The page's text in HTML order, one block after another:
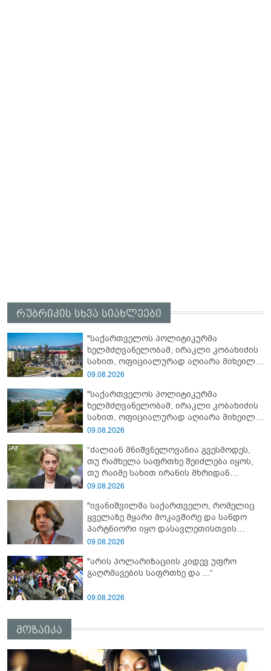
რუბრიკის სხვა სიახლეები
"საქართველოს პოლიტიკურმა
ხელმძღვანელობამ, ირაკლი კობახიძის
სახით, ოფიციალურად აღიარა მიხეილ
სააკაშვილი სამხედრო აგრესიის
პასუხისმგებლობა უნდა დაეკისროს
ქვეყანას"
09.08.2026
"საქართველოს პოლიტიკურმა
ხელმძღვანელობამ, ირაკლი კობახიძის
სახით, ოფიციალურად აღიარა მიხეილ
სააკაშვილი სამხედრო აგრესიის
აგვისტოს ომზე პასუხისმგებლობა უნდა
დაეკისროს ქვეყანას" - ოკუპირებული
ცხინვალის ე.წ. საგარეო უწყება
09.08.2026
“ძალიან მნიშვნელოვანია გვესმოდეს,
თუ რამხელა საფრთხე შეიძლება იყოს,
თუ რაიმე სახით ირანის მხრიდან
ფინანსური ინსტიტუტები აძლიერებს
ანტიეროვნული ხელისუფლების
ფინანსურ სტაბილურობას“ - ხატია
დეკანოიძე
09.08.2026
"ივანიშვილმა საქართველო, რომელიც
ყველაზე მყარი მოკავშირე და სანდო
პარტნიორი იყო დასავლეთისთვის
რეგიონში, რუსეთის და ირანის
სამრეცხაოდ აქცია"
09.08.2026
"არის პოლარიზაციის კიდევ უფრო
გაღრმავების საფრთხე და ...“
09.08.2026
მოზაიკა